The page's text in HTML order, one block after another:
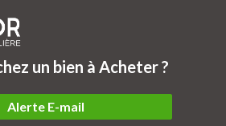
un bien à Acheter ?
Alerte E-mail